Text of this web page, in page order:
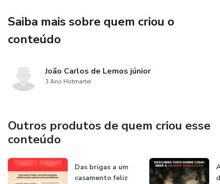
Saiba mais sobre quem criou o
conteúdo
João Carlos de Lemos júnior
3 Ano Hotmarter
Outros produtos de quem criou esse
conteúdo
Das brigas a um
casamento feliz